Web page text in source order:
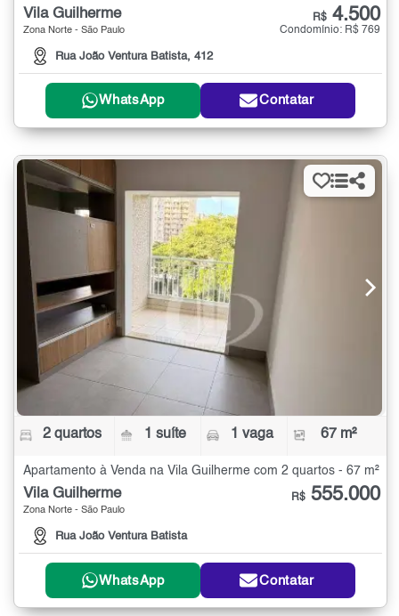
Vila Guilherme
Zona Norte - São Paulo
Rua João Ventura Batista, 412
R$ 4.500
Condomínio: R$ 769
WhatsApp Contatar
2 quartos 1 suíte 1 vaga 67 m²
Apartamento à Venda na Vila Guilherme com 2 quartos - 67 m²
Vila Guilherme
Zona Norte - São Paulo
Rua João Ventura Batista
R$ 555.000
WhatsApp Contatar